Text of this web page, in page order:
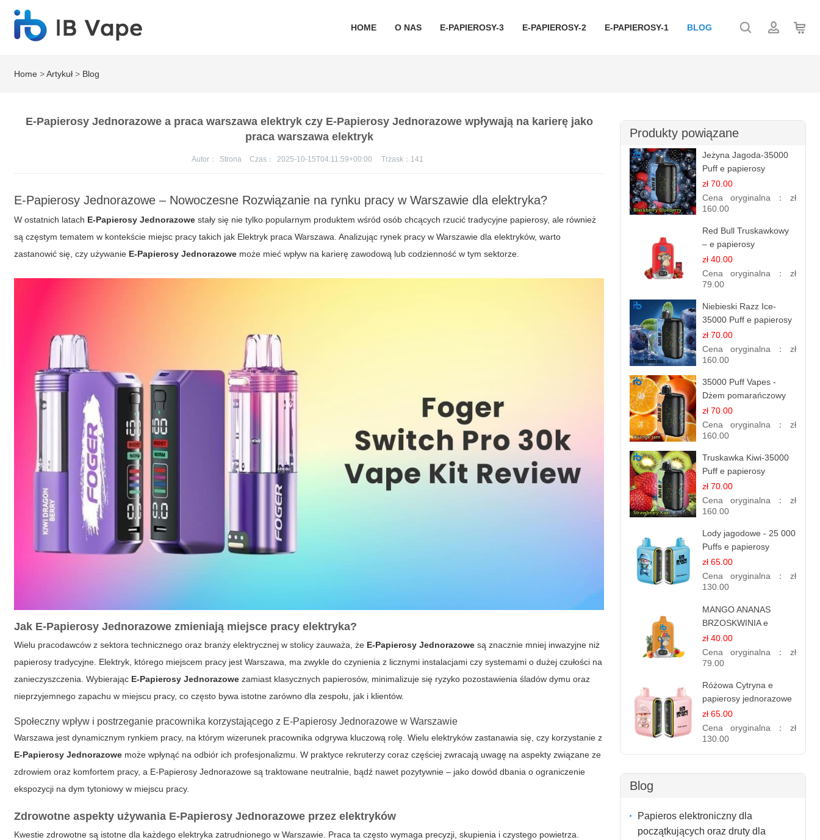
HOME O NAS E-PAPIEROSY-3 E-PAPIEROSY-2 E-PAPIEROSY-1 BLOG
Home >Artykuł > Blog
E-Papierosy Jednorazowe a praca warszawa elektryk czy E-Papierosy Jednorazowe wpływają na karierę jako
praca warszawa elektryk
Autor： Strona Czas： 2025-10-15T04:11:59+00:00 Trzask： 141
E-Papierosy Jednorazowe – Nowoczesne Rozwiązanie na rynku pracy w Warszawie dla elektryka?
W ostatnich latach E-Papierosy Jednorazowe stały się nie tylko popularnym produktem wśród osób chcących rzucić tradycyjne papierosy, ale również
są częstym tematem w kontekście miejsc pracy takich jak Elektryk praca Warszawa . Analizując rynek pracy w Warszawie dla elektryków, warto
zastanowić się, czy używanie E-Papierosy Jednorazowe może mieć wpływ na karierę zawodową lub codzienność w tym sektorze.
Jak E-Papierosy Jednorazowe zmieniają miejsce pracy elektryka?
Wielu pracodawców z sektora technicznego oraz branży elektrycznej w stolicy zauważa, że E-Papierosy Jednorazowe są znacznie mniej inwazyjne niż
papierosy tradycyjne. Elektryk, którego miejscem pracy jest Warszawa, ma zwykle do czynienia z licznymi instalacjami czy systemami o dużej czułości na
zanieczyszczenia. Wybierając E-Papierosy Jednorazowe zamiast klasycznych papierosów, minimalizuje się ryzyko pozostawienia śladów dymu oraz
nieprzyjemnego zapachu w miejscu pracy, co często bywa istotne zarówno dla zespołu, jak i klientów.
Społeczny wpływ i postrzeganie pracownika korzystającego z E-Papierosy Jednorazowe w Warszawie
Warszawa jest dynamicznym rynkiem pracy, na którym wizerunek pracownika odgrywa kluczową rolę. Wielu elektryków zastanawia się, czy korzystanie z
E-Papierosy Jednorazowe może wpłynąć na odbiór ich profesjonalizmu. W praktyce rekruterzy coraz częściej zwracają uwagę na aspekty związane ze
zdrowiem oraz komfortem pracy, a E-Papierosy Jednorazowe są traktowane neutralnie, bądź nawet pozytywnie – jako dowód dbania o ograniczenie
ekspozycji na dym tytoniowy w miejscu pracy.
Zdrowotne aspekty używania E-Papierosy Jednorazowe przez elektryków
Kwestie zdrowotne są istotne dla każdego elektryka zatrudnionego w Warszawie. Praca ta często wymaga precyzji, skupienia i czystego powietrza.
Produkty powiązane
Jeżyna Jagoda-35000
Puff e papierosy
jednorazowe
zł 70.00
Cena oryginalna： zł
160.00
Red Bull Truskawkowy
– e papierosy
jednorazowe
zł 40.00
Cena oryginalna： zł
79.00
Niebieski Razz Ice-
35000 Puff e papierosy
jednorazowe
zł 70.00
Cena oryginalna： zł
160.00
35000 Puff Vapes -
Dżem pomarańczowy
zł 70.00
Cena oryginalna： zł
160.00
Truskawka Kiwi-35000
Puff e papierosy
(Ibvape Bar)
zł 70.00
Cena oryginalna： zł
160.00
Lody jagodowe - 25 000
Puffs e papierosy
jednorazowe
zł 65.00
Cena oryginalna： zł
130.00
MANGO ANANAS
BRZOSKWINIA e
papierosy – 12.000
zaciągnięć
zł 40.00
Cena oryginalna： zł
79.00
Różowa Cytryna e
papierosy jednorazowe
- 25 000 Puffs
zł 65.00
Cena oryginalna： zł
130.00
Blog
Papieros elektroniczny dla
początkujących oraz druty dla